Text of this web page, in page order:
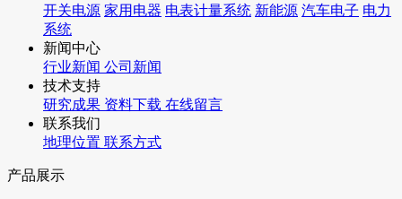
开关电源 家用电器 电表计量系统 新能源 汽车电子 电力
系统
新闻中心
行业新闻 公司新闻
技术支持
研究成果 资料下载 在线留言
联系我们
地理位置 联系方式
产品展示